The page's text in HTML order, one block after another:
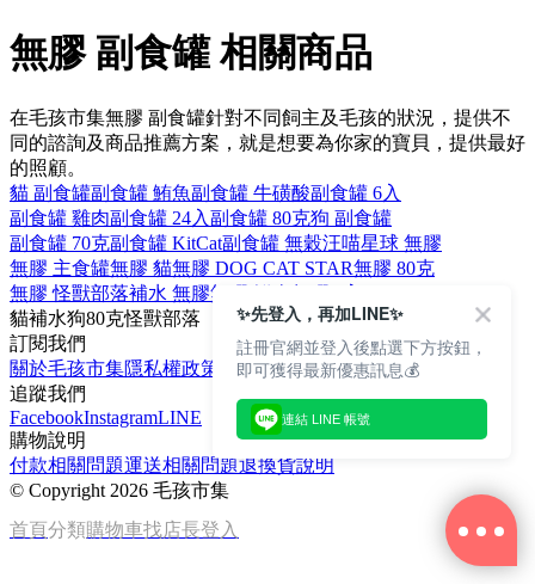
無膠 副食罐 相關商品
在毛孩市集無膠 副食罐針對不同飼主及毛孩的狀況，提供不
同的諮詢及商品推薦方案，就是想要為你家的寶貝，提供最好
的照顧。
貓 副食罐副食罐 鮪魚副食罐 牛磺酸副食罐 6入
副食罐 雞肉副食罐 24入副食罐 80克狗 副食罐
副食罐 70克副食罐 KitCat副食罐 無穀汪喵星球 無膠
無膠 主食罐無膠 貓無膠 DOG CAT STAR無膠 80克
無膠 怪獸部落補水 無膠無膠 鮮肉
貓補水狗80克怪獸部落
訂閱我們
關於毛孩市集隱私權政策
文章
追蹤我們
FacebookInstagramLINE
購物說明
付款相關問題運送相關問題退換貨說明
© Copyright 2026 毛孩市集
首頁分類購物車找店長登入
✨先登入，再加LINE✨
註冊官網並登入後點選下方按鈕，
即可獲得最新優惠訊息💰
連結 LINE 帳號